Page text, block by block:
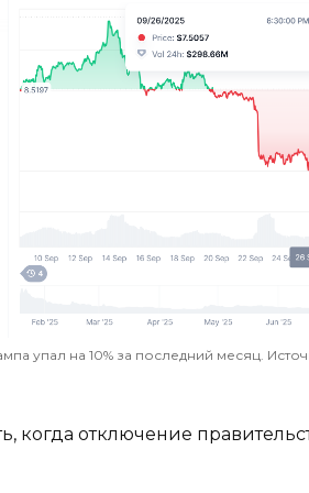
упал на 10% за последний месяц.
когда отключение